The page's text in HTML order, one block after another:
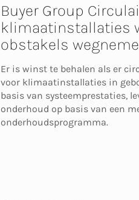
Buyer Group
klimaatinstallaties
obstakels
Er is winst te behalen als er
voor klimaatinstallaties in
basis van systeemprestaties,
onderhoud op basis van een
onderhoudsprogramma.